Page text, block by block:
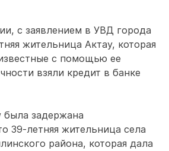
с заявлением в УВД города
жительница Актау, которая
с помощью ее
взяли кредит в банке
была задержана
39-летняя жительница села
района, которая дала